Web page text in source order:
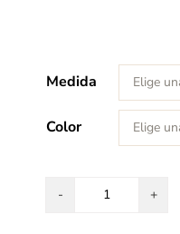
Medida
Color